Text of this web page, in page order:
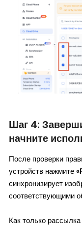
Шаг 4:
начните
После проверки
устройств нажмите
синхронизирует
соответствующими
Как только